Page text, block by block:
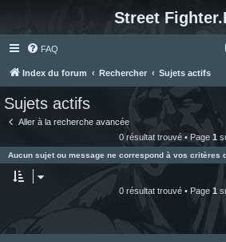
Street
FAQ
Index du forum Rechercher Sujets actifs
Sujets actifs
Aller à la recherche avancée
0 résultat trouvé • Page 1
Aucun sujet ou message ne correspond à vos critères
0 résultat trouvé • Page 1